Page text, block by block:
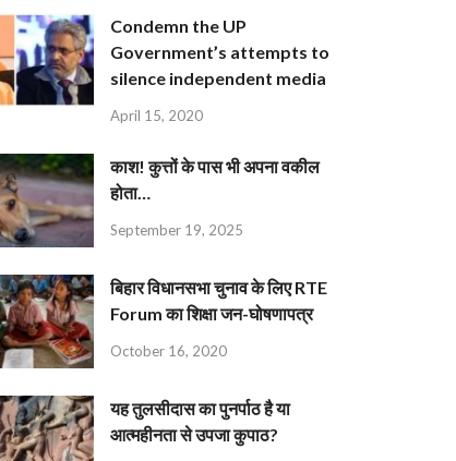
Condemn the UP
Government’s attempts to
silence independent media
April 15, 2020
काश! कुत्तों के पास भी अपना वकील
होता…
September 19, 2025
बिहार विधानसभा चुनाव के लिए RTE
Forum का शिक्षा जन-घोषणापत्र
October 16, 2020
यह तुलसीदास का पुनर्पाठ है या
आत्महीनता से उपजा कुपाठ?